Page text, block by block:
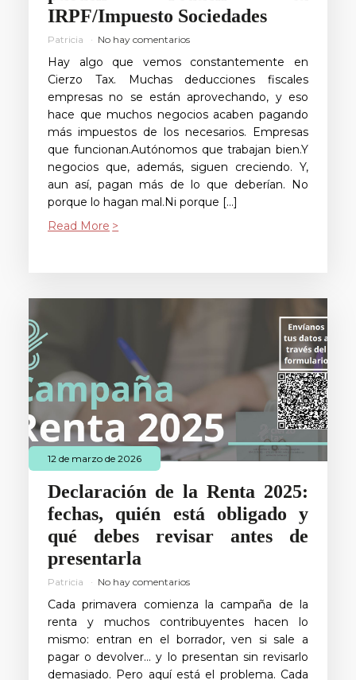
IRPF/Impuesto Sociedades
Patricia No hay comentarios
Hay algo que vemos constantemente en
Cierzo Tax. Muchas deducciones fiscales
empresas no se están aprovechando, y eso
hace que muchos negocios acaben pagando
más impuestos de los necesarios. Empresas
que funcionan.Autónomos que trabajan bien.Y
negocios que, además, siguen creciendo. Y,
aun así, pagan más de lo que deberían. No
porque lo hagan mal.Ni porque […]
Read More
12 de marzo de 2026
Declaración de la Renta 2025:
fechas, quién está obligado y
qué debes revisar antes de
presentarla
Patricia No hay comentarios
Cada primavera comienza la campaña de la
renta y muchos contribuyentes hacen lo
mismo: entran en el borrador, ven si sale a
pagar o devolver… y lo presentan sin revisarlo
demasiado. Pero aquí está el problema. Cada